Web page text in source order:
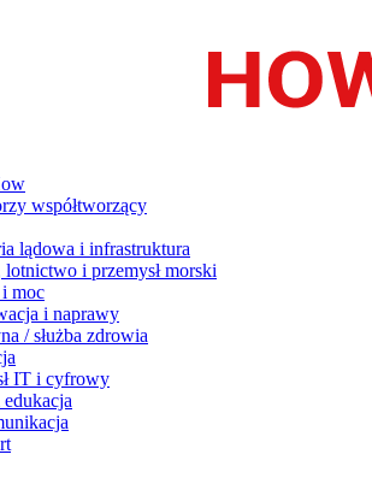
współtworzący
lądowa i infrastruktura
lotnictwo i przemysł morski
moc
i naprawy
/ służba zdrowia
IT i cyfrowy